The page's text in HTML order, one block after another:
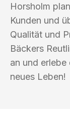
Horsholm
Kunden und
Qualität und
Bäckers
an und erlebe
neues Leben!